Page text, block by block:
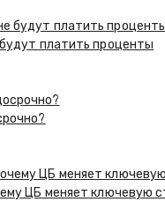
платить проценты
ЦБ меняет ключевую